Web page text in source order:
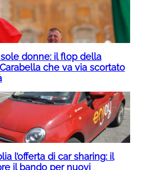
donne: il flop della
che va via scortato
l’offerta di car sharing: il
il bando per nuovi